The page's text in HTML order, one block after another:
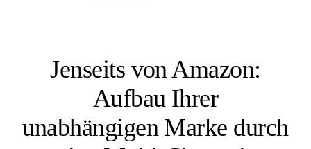
Jenseits von Amazon:
Aufbau Ihrer
unabhängigen Marke durch